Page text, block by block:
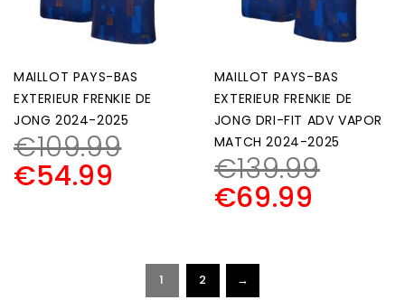
MAILLOT PAYS-BAS
EXTERIEUR FRENKIE DE
JONG 2024-2025
€109.99
€54.99
MAILLOT PAYS-BAS
EXTERIEUR FRENKIE DE
JONG DRI-FIT ADV VAPOR
MATCH 2024-2025
€139.99
€69.99
1 2 →